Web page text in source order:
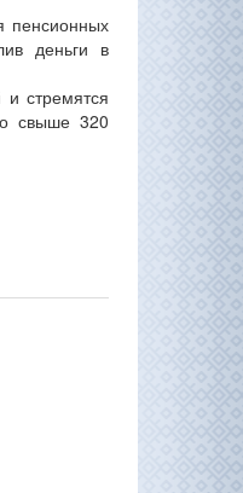
пенсионных
деньги в
стремятся
свыше 320